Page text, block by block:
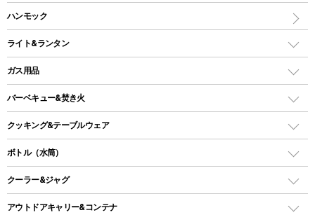
シェルターテント
ロッジ型・オリジナルテント
タープ
スクエアタープ（レクタタープ）
メッシュタープ
自立式タープ
インナーシュラフ
インフレータブルマット
アウトドアテーブル
レジャーシート
ハンモック
ライト&ランタン
LEDランタン
ガスランタン
オイルランタン
LEDライト
ヘッドライト
キャンドル
ガス用品
ガスバーナー
ガス缶
ガストーチ、ライター
バーベキュー&焚き火
バーベキューコンロ、グリル
焚き火台タイプ（ロースタイル）グリル
卓上タイプグリル
パーティータイプグリル
クッキング&テーブルウェア
ダッチオーブン
ホットサンドメーカー
ボトル（水筒）
ステンレスボトル
クーラー&ジャグ
クーラーボックス
アウトドアキャリー&コンテナ